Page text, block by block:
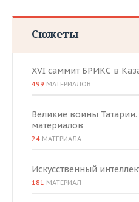
Сюжеты
XVI саммит БРИКС в
499 МАТЕРИАЛОВ
Великие воины
материалов
24 МАТЕРИАЛА
Искусственный
181 МАТЕРИАЛ